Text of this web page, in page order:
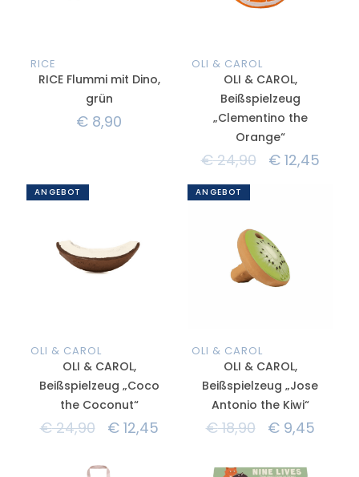
RICE
RICE Flummi mit Dino,
grün
€ 8,90
OLI & CAROL
OLI & CAROL,
Beißspielzeug
„Clementino the
Orange“
€24,90 €12,45
ANGEBOT
OLI & CAROL
OLI & CAROL,
Beißspielzeug „Coco
the Coconut“
€24,90 €12,45
ANGEBOT
OLI & CAROL
OLI & CAROL,
Beißspielzeug „Jose
Antonio the Kiwi“
€18,90 €9,45